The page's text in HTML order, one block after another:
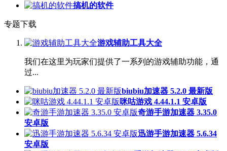
搞机的软件
专题下载
游戏辅助工具大全
我们在这里为玩家们提供了一系列的游戏辅助功能，通
过...
biubiu加速器 5.2.0 最新版
咪咕游戏 4.44.1.1 安卓版
奇游手游加速器 3.35.0
安卓版
迅游手游加速器 5.6.34
安卓版